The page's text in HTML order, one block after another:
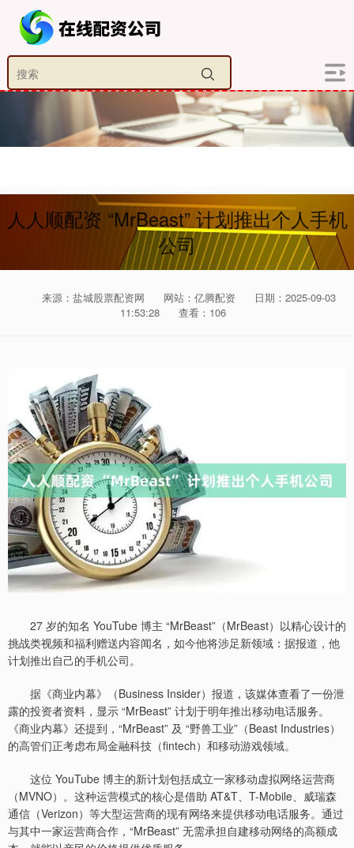
人人顺配资 “MrBeast” 计划推出个人手机
公司
来源：盐城股票配资网 网站：亿腾配资
日期：2025-09-03
11:53:28
查看：106
27 岁的知名 YouTube 博主 “MrBeast”（MrBeast）以精心设计的
挑战类视频和福利赠送内容闻名，如今他将涉足新领域：据报道，他
计划推出自己的手机公司。
据《商业内幕》（Business Insider）报道，该媒体查看了一份泄
露的投资者资料，显示 “MrBeast” 计划于明年推出移动电话服务。
《商业内幕》还提到，“MrBeast” 及 “野兽工业”（Beast Industries）
的高管们正考虑布局金融科技（fintech）和移动游戏领域。
这位 YouTube 博主的新计划包括成立一家移动虚拟网络运营商
（MVNO）。这种运营模式的核心是借助 AT&T、T-Mobile、威瑞森
通信（Verizon）等大型运营商的现有网络来提供移动电话服务。通过
与其中一家运营商合作，“MrBeast” 无需承担自建移动网络的高额成